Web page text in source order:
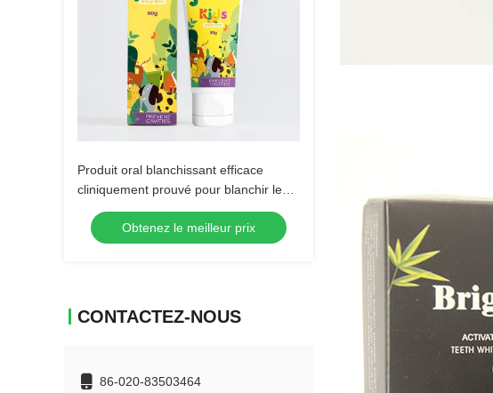
Produit oral blanchissant efficace
cliniquement prouvé pour blanchir les
dents avec logo personnalisé
Obtenez le meilleur prix
CONTACTEZ-NOUS
86-020-83503464